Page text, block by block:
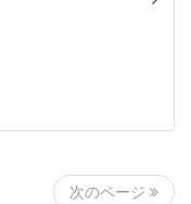
次のページ